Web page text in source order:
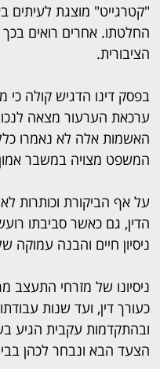
"קטרגייט" מוצגת לעיתים
החלטתו. אחרים רואים בכך
הציבורית.
בפסק דינו הדגיש קולה
ערכאת הערעור מצאה
האשמות אלה לא נאמרו
המשפט מצויה במשבר
על אף הביקורת וכותרות
הדין, גם כאשר סביבתו
ניסיון חיים והבנה עמוקה
ניסיונו של מזרחי התעצב
כעורך דין, ועד שנות
הצעד הבא ונבחר לכהן